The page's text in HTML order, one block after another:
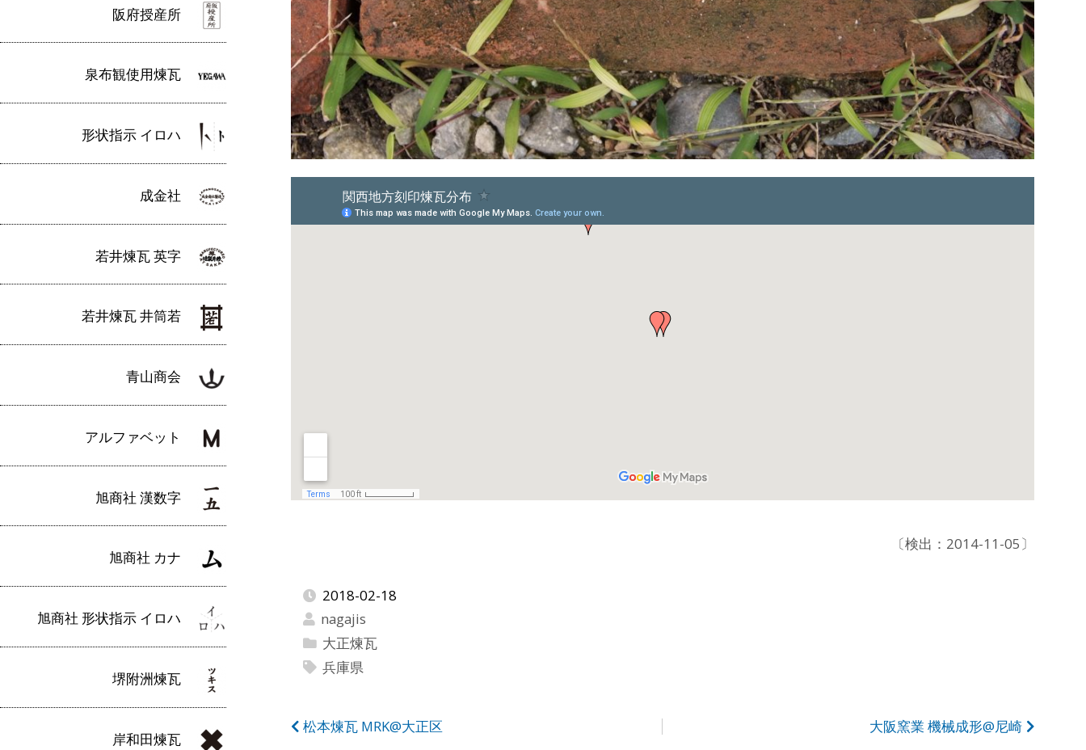
阪府授産所
泉布観使用煉瓦
形状指示 イロハ
成金社
若井煉瓦 英字
若井煉瓦 井筒若
青山商会
アルファベット
旭商社 漢数字
旭商社 カナ
旭商社 形状指示 イロハ
堺附洲煉瓦
岸和田煉瓦
〔検出：2014-11-05〕
2018-02-18
nagajis
大正煉瓦
兵庫県
投
大阪窯業 機械成形@尼崎
松本煉瓦 MRK@大正区